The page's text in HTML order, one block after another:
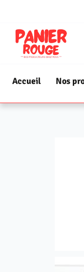
Accueil Nos